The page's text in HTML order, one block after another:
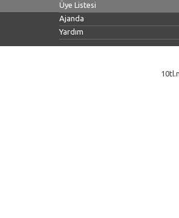
Üye Listesi
Ajanda
Yardım